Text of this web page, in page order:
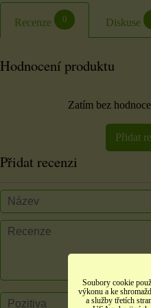
Recenze 0 Diskuse
Hodnocení produktu
Zatím bez
Přidat
Přidat recenzi
Soubory cookie
výkonu a ke
a služby třetích